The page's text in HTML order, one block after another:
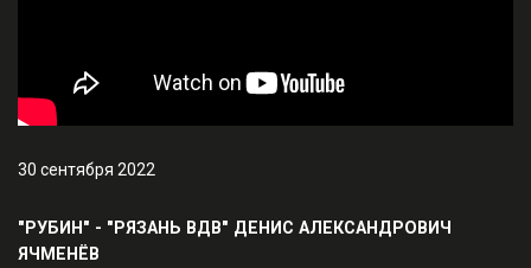
30 сентября 2022
"РУБИН" - "РЯЗАНЬ ВДВ" ДЕНИС АЛЕКСАНДРОВИЧ
ЯЧМЕНЁВ